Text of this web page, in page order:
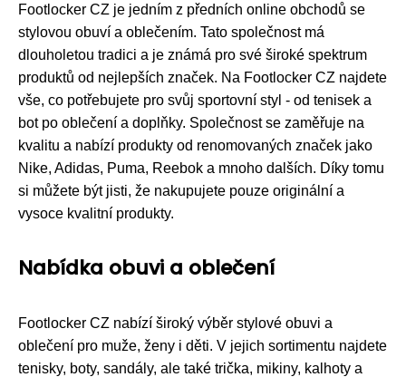
Footlocker CZ je jedním z předních online obchodů se
stylovou obuví a oblečením. Tato společnost má
dlouholetou tradici a je známá pro své široké spektrum
produktů od nejlepších značek. Na Footlocker CZ najdete
vše, co potřebujete pro svůj sportovní styl - od tenisek a
bot po oblečení a doplňky. Společnost se zaměřuje na
kvalitu a nabízí produkty od renomovaných značek jako
Nike, Adidas, Puma, Reebok a mnoho dalších. Díky tomu
si můžete být jisti, že nakupujete pouze originální a
vysoce kvalitní produkty.
Nabídka obuvi a oblečení
Footlocker CZ nabízí široký výběr stylové obuvi a
oblečení pro muže, ženy i děti. V jejich sortimentu najdete
tenisky, boty, sandály, ale také trička, mikiny, kalhoty a